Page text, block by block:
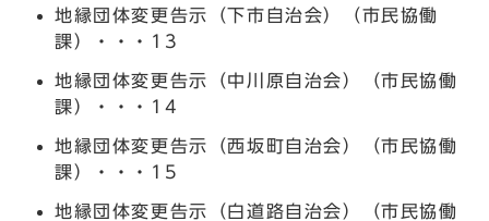
地縁団体変更告示（下市自治会）（市民協働
課）・・・13
地縁団体変更告示（中川原自治会）（市民協働
課）・・・14
地縁団体変更告示（西坂町自治会）（市民協働
課）・・・15
地縁団体変更告示（白道路自治会）（市民協働